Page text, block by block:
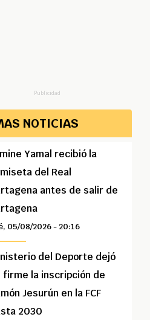
Publicidad
NOTICIAS
Yamal recibió la
del Real
antes de salir de
05/08/2026 - 20:16
del Deporte dejó
firme la inscripción de
Jesurún en la FCF
2030